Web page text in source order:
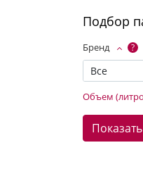
Подбор
Бренд ?
Все
Объем